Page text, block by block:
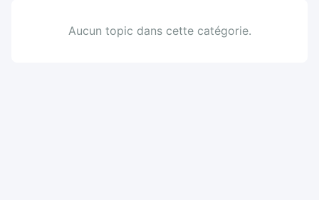
Aucun topic dans cette catégorie.